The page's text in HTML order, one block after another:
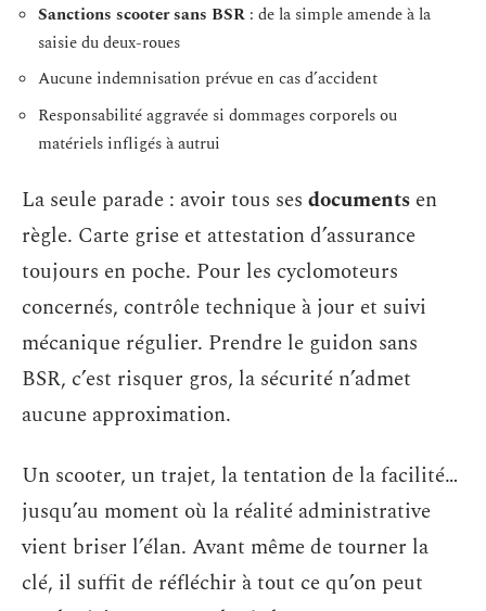
Sanctions scooter sans BSR : de la simple amende à la
saisie du deux-roues
Aucune indemnisation prévue en cas d’accident
Responsabilité aggravée si dommages corporels ou
matériels infligés à autrui
La seule parade : avoir tous ses documents en
règle. Carte grise et attestation d’assurance
toujours en poche. Pour les cyclomoteurs
concernés, contrôle technique à jour et suivi
mécanique régulier. Prendre le guidon sans
BSR, c’est risquer gros, la sécurité n’admet
aucune approximation.
Un scooter, un trajet, la tentation de la facilité…
jusqu’au moment où la réalité administrative
vient briser l’élan. Avant même de tourner la
clé, il suffit de réfléchir à tout ce qu’on peut